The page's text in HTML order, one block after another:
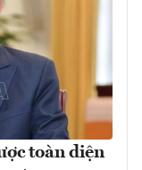
toàn diện